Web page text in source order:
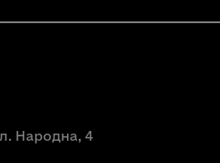
Народна, 4